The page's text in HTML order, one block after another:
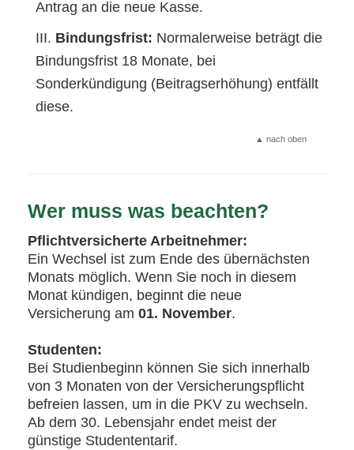
Antrag an die neue Kasse.
Bindungsfrist: Normalerweise beträgt die
Bindungsfrist 18 Monate, bei
Sonderkündigung (Beitragserhöhung) entfällt
diese.
▲ nach oben
Wer muss was beachten?
Pflichtversicherte Arbeitnehmer:
Ein Wechsel ist zum Ende des übernächsten
Monats möglich. Wenn Sie noch in diesem
Monat kündigen, beginnt die neue
Versicherung am 01. November.
Studenten:
Bei Studienbeginn können Sie sich innerhalb
von 3 Monaten von der Versicherungspflicht
befreien lassen, um in die PKV zu wechseln.
Ab dem 30. Lebensjahr endet meist der
günstige Studententarif.